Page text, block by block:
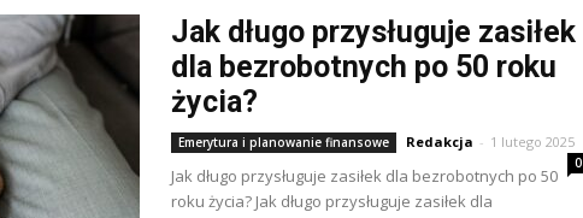
Jak długo przysługuje zasiłek
dla bezrobotnych po 50 roku
życia?
Emerytura i planowanie finansowe Redakcja - 1 lutego 2025
0
Jak długo przysługuje zasiłek dla bezrobotnych po 50
roku życia? Jak długo przysługuje zasiłek dla